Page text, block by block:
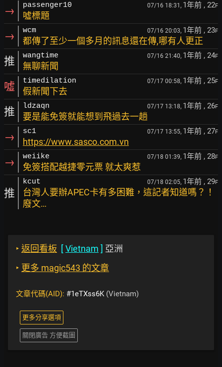
→ passenger10 07/16 18:31, 1年前 , 22F
噓標題
→ wcm 07/16 20:03, 1年前 , 23F
都傳了至少一個多月的訊息還在傳,哪有人更正
推 wangtime 07/16 21:40, 1年前 , 24F
無聊新聞
噓 timedilation 07/17 00:58, 1年前 , 25F
假新聞下去
推 ldzaqn 07/17 13:18, 1年前 , 26F
要是能免簽就能想到飛過去一趟
→ sc1 07/17 13:55, 1年前 , 27F
https://www.sasco.com.vn
→ weiike 07/18 01:39, 1年前 , 28F
免簽搭配越捷零元票 就太爽惹
推
kcut 07/18 02:05, 1年前 , 29F
台灣人要辦APEC卡有多困難，這記者知道嗎？！
廢文…
‣ 返回看板 [Vietnam ] 亞洲
‣ 更多 magic543 的文章
文章代碼(AID): #1eTXss6K(Vietnam)
更多分享選項
關閉廣告 方便截圖